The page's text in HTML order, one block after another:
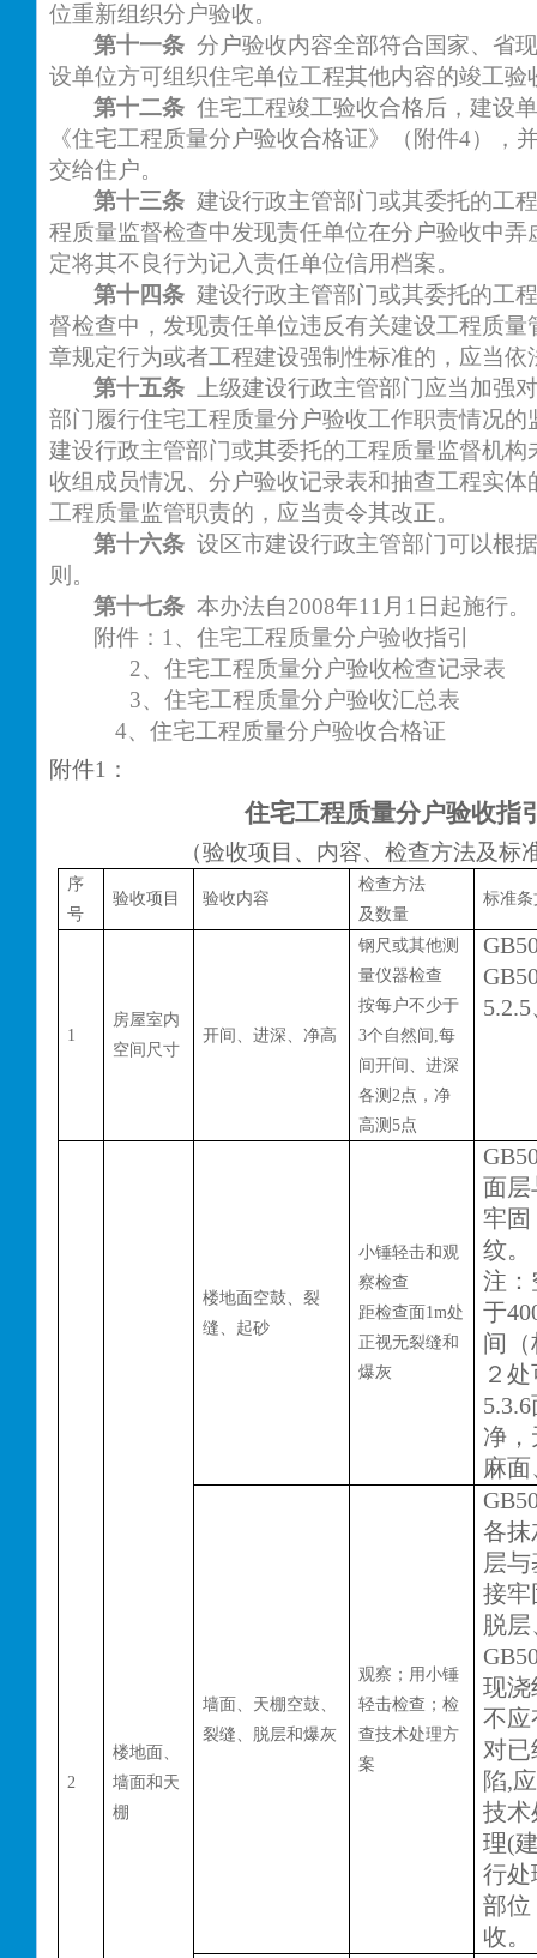
位重新组织分户验收。
第十一条 分户验收内容全部符合国家、省
设单位方可组织住宅单位工程其他内容的竣工验
第十二条 住宅工程竣工验收合格后，建设
《住宅工程质量分户验收合格证》（附件4），
交给住户。
第十三条 建设行政主管部门或其委托的工
程质量监督检查中发现责任单位在分户验收中弄
定将其不良行为记入责任单位信用档案。
第十四条 建设行政主管部门或其委托的工
督检查中，发现责任单位违反有关建设工程质量
章规定行为或者工程建设强制性标准的，应当依
第十五条
上级建设行政主管部门应当加强
部门履行住宅工程质量分户验收工作职责情况的
建设行政主管部门或其委托的工程质量监督机构
收组成员情况、分户验收记录表和抽查工程实体
工程质量监管职责的，应当责令其改正。
第十六条 设区市建设行政主管部门可以根
则。
第十七条 本办法自2008年11月1日起施行。
附件： 1、住宅工程质量分户验收指引
2、住宅工程质量分户验收检查记录表
3、住宅工程质量分户验收汇总表
4、住宅工程质量分户验收合格证
附件1：
住宅工程质量分户验收指
（验收项目、内容、检查方法及标
序
号
验收项目 验收内容
检查方法
及数量
标准条
1
房屋室内
空间尺寸
开间、进深、净高
钢尺或其他测
量仪器检查
按每户不少于
3个自然间,每
间开间、进深
各测2点，净
高测5点
2
楼地面、
墙面和天
棚
楼地面空鼓、裂
缝、起砂
小锤轻击和观
察检查
距检查面1m处
正视无裂缝和
爆灰
面
牢固
纹。
注：
于
间
２
净
麻
墙面、天棚空鼓、
裂缝、脱层和爆灰
观察；用小锤
轻击检查；检
查技术处理方
案
各抹
层
接牢
脱
现浇
不应
对
陷,
技术
理(
行处
部位
收。